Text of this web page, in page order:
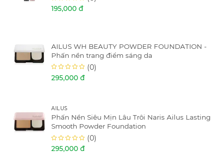
195,000 đ
AILUS WH BEAUTY POWDER FOUNDATION -
Phấn nền trang điểm sáng da
(0)
295,000 đ
AILUS
Phấn Nền Siêu Mịn Lâu Trôi Naris Ailus Lasting
Smooth Powder Foundation
(0)
295,000 đ